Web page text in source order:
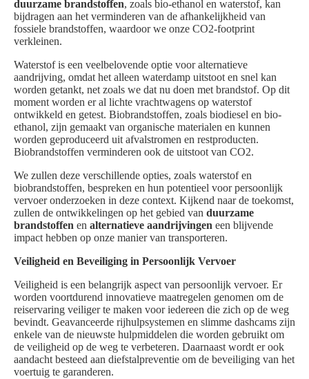
duurzame brandstoffen, zoals bio-ethanol en waterstof, kan
bijdragen aan het verminderen van de afhankelijkheid van
fossiele brandstoffen, waardoor we onze CO2-footprint
verkleinen.
Waterstof is een veelbelovende optie voor alternatieve
aandrijving, omdat het alleen waterdamp uitstoot en snel kan
worden getankt, net zoals we dat nu doen met brandstof. Op dit
moment worden er al lichte vrachtwagens op waterstof
ontwikkeld en getest. Biobrandstoffen, zoals biodiesel en bio-
ethanol, zijn gemaakt van organische materialen en kunnen
worden geproduceerd uit afvalstromen en restproducten.
Biobrandstoffen verminderen ook de uitstoot van CO2.
We zullen deze verschillende opties, zoals waterstof en
biobrandstoffen, bespreken en hun potentieel voor persoonlijk
vervoer onderzoeken in deze context. Kijkend naar de toekomst,
zullen de ontwikkelingen op het gebied van duurzame
brandstoffen en alternatieve aandrijvingen een blijvende
impact hebben op onze manier van transporteren.
Veiligheid en Beveiliging in Persoonlijk Vervoer
Veiligheid is een belangrijk aspect van persoonlijk vervoer. Er
worden voortdurend innovatieve maatregelen genomen om de
reiservaring veiliger te maken voor iedereen die zich op de weg
bevindt. Geavanceerde rijhulpsystemen en slimme dashcams zijn
enkele van de nieuwste hulpmiddelen die worden gebruikt om
de veiligheid op de weg te verbeteren. Daarnaast wordt er ook
aandacht besteed aan diefstalpreventie om de beveiliging van het
voertuig te garanderen.